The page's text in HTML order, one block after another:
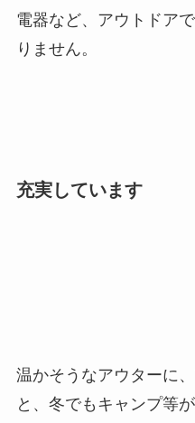
電器など、アウトドア
りません。
充実しています
温かそうなアウターに
と、冬でもキャンプ等